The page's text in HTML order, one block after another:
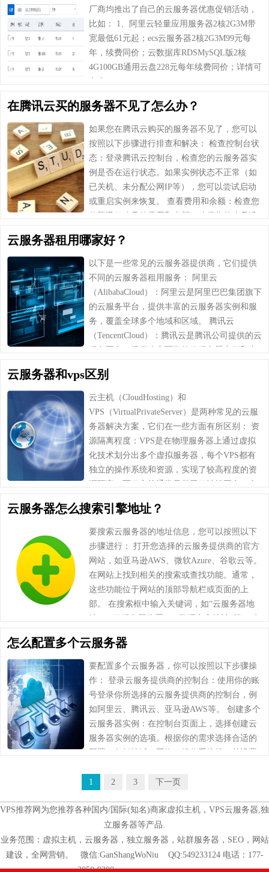
厂商均推出了自己的云服务器优惠促销活动，
比如： 1、阿里云轻量应用服务器2核2G3M带
宽最低61元起；ecs云服务器2核2G3M99元每
年，续费同价；云数据库RDSMySQL版2核
4G100GB通用云盘228元每年续费同价；详情可
点击http://shangun.com/go/aliy……
在腾讯云买的服务器不见了怎么办？
如果您在腾讯云购买的服务器不见了，您可以
按照以下步骤进行排查和解决： 检查控制台状
态：登录腾讯云控制台，检查您的云服务器实
例是否在运行状态。如果实例状态不正常（如
已关机、未分配公网IP等），您可以尝试启动
或重启实例来恢复。 查看费用和余额：检查您
的腾讯云账号的费用和余额，确保您的账号没
查……
云服务器租用哪家好？
以下是一些常见的云服务器提供商，它们提供
不同的云服务器租用服务： 阿里云
（AlibabaCloud）：阿里云是阿里巴巴集团旗下
的云服务平台，提供丰富的云服务器实例和服
务，覆盖全球多个地域和区域。 腾讯云
（TencentCloud）：腾讯云是腾讯公司提供的云
服务平台，提供稳定可靠的云服务器实例和丰
云服务器和vps区别
云主机（CloudHosting）和
VPS（VirtualPrivateServer）是两种常见的云服
务器解决方案，它们在一些方面有所区别： 资
源隔离程度：VPS是在物理服务器上通过虚拟
化技术划分出多个虚拟服务器，每个VPS都有
独立的操作系统和资源，实现了较高程度的资
源隔离。而云主机通常是基于云计算平台，多
云服务器怎么搜索引擎地址？
要搜索云服务器的地址信息，您可以按照以下
步骤进行： 打开您选择的云服务提供商的官方
网站，如亚马逊AWS、微软Azure、谷歌云等。
在网站上找到相关的搜索或查找功能。通常，
这些功能位于网站的顶部导航栏或页面的上
部。 在搜索框中输入关键词，如“云服务器地
怎么配置多个云服务器
要配置多个云服务器，你可以按照以下步骤操
作： 登录云服务提供商的控制台：使用你的账
号登录你所选择的云服务提供商的控制台，例
如阿里云、腾讯云、亚马逊AWS等。 创建多个
云服务器实例：在控制台页面上，选择创建云
服务器实例的选项。根据你的需求选择合适的
要，可……
1 2 3 下一页
VPS推荐网为您推荐各种国内/国际(知名)商家虚拟主机，VPS云服务器,独
立服务器等产品.
业务范围：虚拟主机，云服务器，独立服务器，站群服务器，SEO，网站
建设，全网营销。 微信:GanShangWoNiu QQ:549233124 电话：177-
2050-9380微信公众号：山滚云